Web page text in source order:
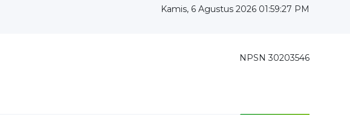
Kamis, 6 Agustus 2026 01:59:29 PM
NPSN 30203546